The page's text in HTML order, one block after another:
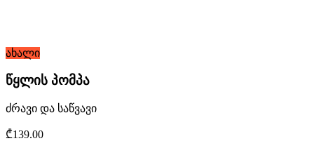
ახალი
წყლის პომპა
ძრავი და საწვავი
₾139.00